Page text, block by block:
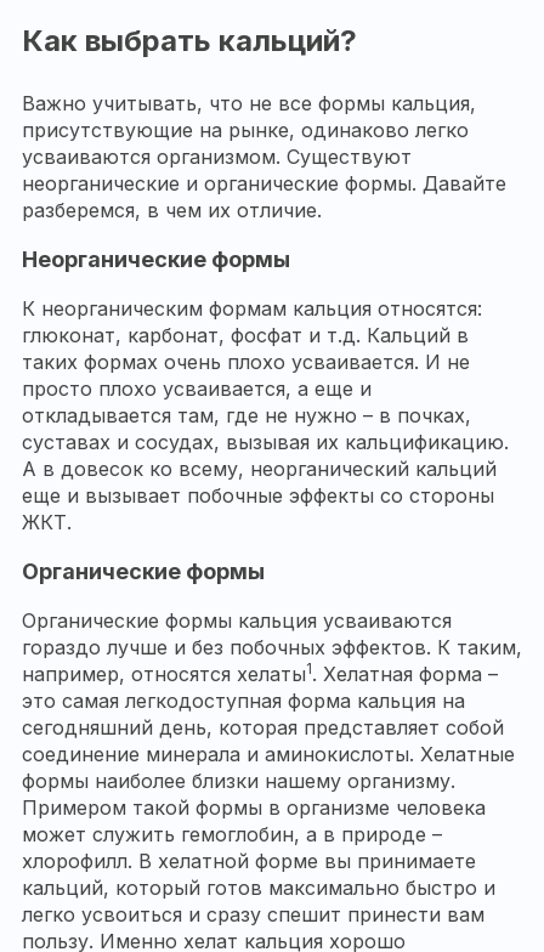
Как выбрать кальций?
Важно учитывать, что не все формы кальция,
присутствующие на рынке, одинаково легко
усваиваются организмом. Существуют
неорганические и органические формы. Давайте
разберемся, в чем их отличие.
Неорганические формы
К неорганическим формам кальция относятся:
глюконат, карбонат, фосфат и т.д. Кальций в
таких формах очень плохо усваивается. И не
просто плохо усваивается, а еще и
откладывается там, где не нужно – в почках,
суставах и сосудах, вызывая их кальцификацию.
А в довесок ко всему, неорганический кальций
еще и вызывает побочные эффекты со стороны
ЖКТ.
Органические формы
Органические формы кальция усваиваются
гораздо лучше и без побочных эффектов. К таким,
например, относятся хелаты1. Хелатная форма –
это самая легкодоступная форма кальция на
сегодняшний день, которая представляет собой
соединение минерала и аминокислоты. Хелатные
формы наиболее близки нашему организму.
Примером такой формы в организме человека
может служить гемоглобин, а в природе –
хлорофилл. В хелатной форме вы принимаете
кальций, который готов максимально быстро и
легко усвоиться и сразу спешит принести вам
пользу. Именно хелат кальция хорошо